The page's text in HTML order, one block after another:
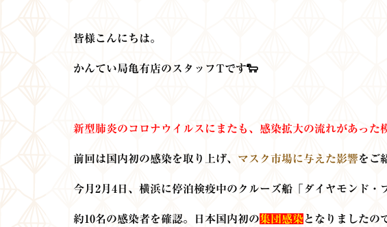
皆様こんにちは。
かんてい局亀有店のスタッフTです🐑
新型肺炎のコロナウイルスにまたも、感染拡大の流れがあった
前回は国内初の感染を取り上げ、 マスク市場に与えた影響をご
今月2月4日、横浜に停泊検疫中のクルーズ船「ダイヤモンド・
約10名の感染者を確認。日本国内初の集団感染となりましたの